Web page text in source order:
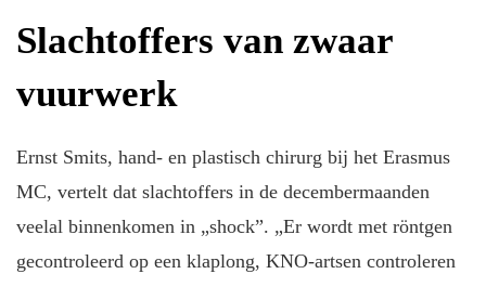
Slachtoffers van zwaar
vuurwerk
Ernst Smits, hand- en plastisch chirurg bij het Erasmus
MC, vertelt dat slachtoffers in de decembermaanden
veelal binnenkomen in „shock”. „Er wordt met röntgen
gecontroleerd op een klaplong, KNO-artsen controleren